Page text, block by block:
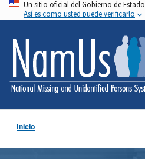
Pasar
al
contenido
principal
Un sitio oficial del Gobierno de
Así es como usted puede verificarlo
Inicio